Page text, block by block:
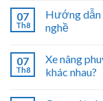
07
Th8
Hướng dẫn
nghề
07
Th8
Xe nâng
khác nhau?